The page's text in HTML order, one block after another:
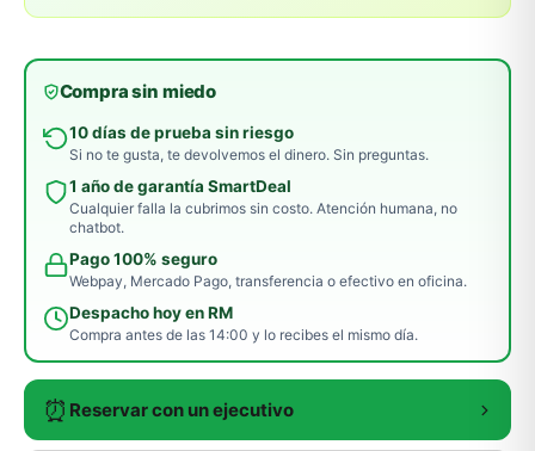
Compra sin miedo
10 días de prueba sin riesgo
Si no te gusta, te devolvemos el dinero. Sin preguntas.
1 año de garantía SmartDeal
Cualquier falla la cubrimos sin costo. Atención humana, no
chatbot.
Pago 100% seguro
Webpay, Mercado Pago, transferencia o efectivo en oficina.
Despacho hoy en RM
Compra antes de las 14:00 y lo recibes el mismo día.
⏰ Reservar con un ejecutivo